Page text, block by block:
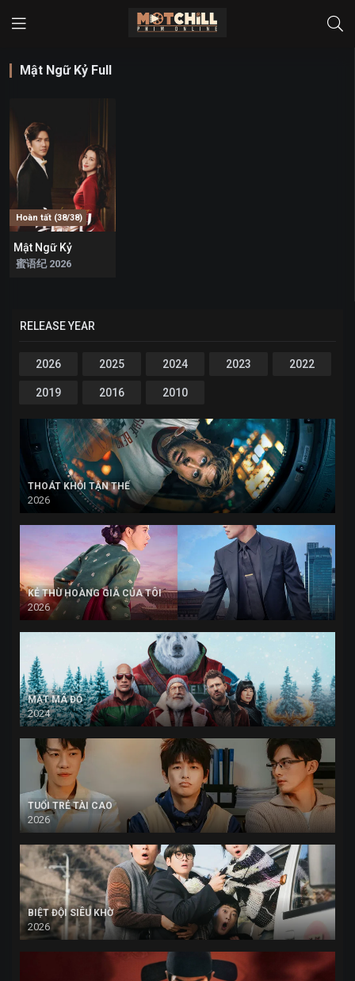
Mật Ngữ Kỷ Full
Hoàn tất (38/38)
Mật Ngữ Kỷ
蜜语纪 2026
RELEASE YEAR
2026 2025 2024 2023 2022
2019 2016 2010
THOÁT KHỎI TẬN THẾ
2026
KẺ THÙ HOÀNG GIA CỦA TÔI
2026
MẬT MÃ ĐỎ
2024
TUỔI TRẺ TÀI CAO
2026
BIỆT ĐỘI SIÊU KHỜ
2026